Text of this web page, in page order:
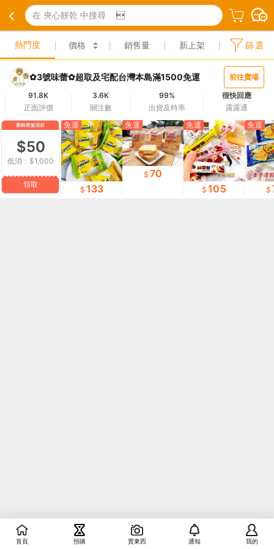
在 夾心餅乾 中搜尋 
熱門度 價格 銷售量 新上架 篩選
✿3號味蕾✿超取及宅配台灣本島滿1500免運
前往賣場
91.8K
正面評價
3.6K
關注數
99%
出貨及時率
很快回應
露露通
$50
低消：$1,000
領取
免運
133
免運
70
免運
105
免運
首頁 預購 賣東西 通知 我的